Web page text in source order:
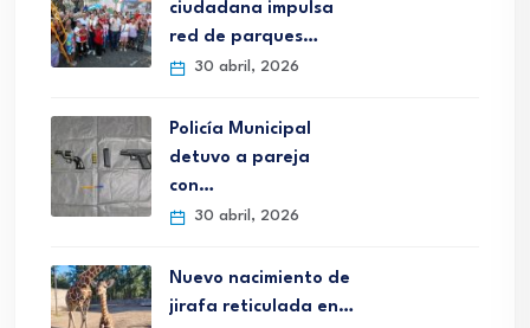
ciudadana impulsa
red de parques…
30 abril, 2026
Policía Municipal
detuvo a pareja
con…
30 abril, 2026
Nuevo nacimiento de
jirafa reticulada en…